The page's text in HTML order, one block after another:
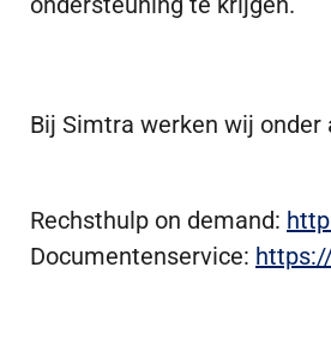
Bij Simtra werken wij
Rechsthulp on demand:
Documentenservice: